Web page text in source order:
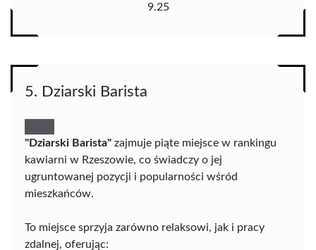
9.25
5. Dziarski Barista
"Dziarski Barista" zajmuje piąte miejsce w rankingu
kawiarni w Rzeszowie, co świadczy o jej
ugruntowanej pozycji i popularności wśród
mieszkańców.
To miejsce sprzyja zarówno relaksowi, jak i pracy
zdalnej, oferując: